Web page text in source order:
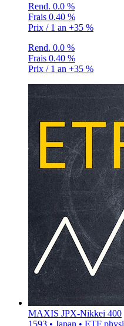
Rend. 0.0 %
Frais 0.40 %
Prix / 1 an +35 %
Rend. 0.0 %
Frais 0.40 %
Prix / 1 an +35 %
MAXIS JPX-Nikkei 400
1593 • Japan • ETF